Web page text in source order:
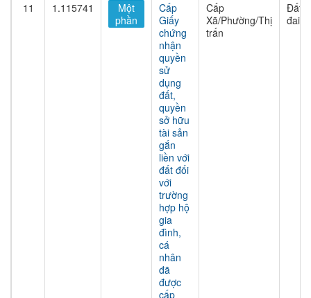
11 1.115741
Một
phần
Cấp
Giấy
chứng
nhận
quyền
sử
dụng
đất,
quyền
sở hữu
tài sản
gắn
liền với
đất đối
với
trường
hợp hộ
gia
đình,
cá
nhân
đã
được
cấp
Cấp
Xã/Phường/Thị
trấn
Đất
đai